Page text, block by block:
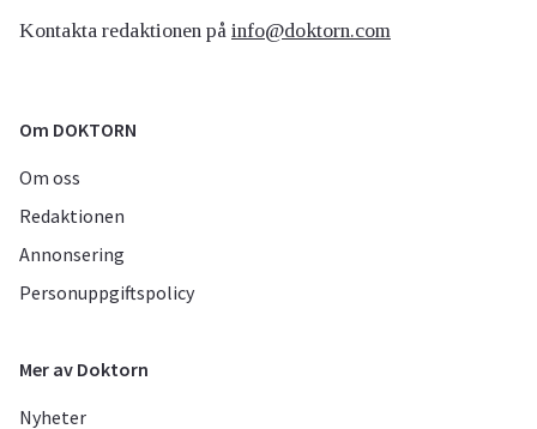
Kontakta redaktionen på info@doktorn.com
Om DOKTORN
Om oss
Redaktionen
Annonsering
Personuppgiftspolicy
Mer av Doktorn
Nyheter